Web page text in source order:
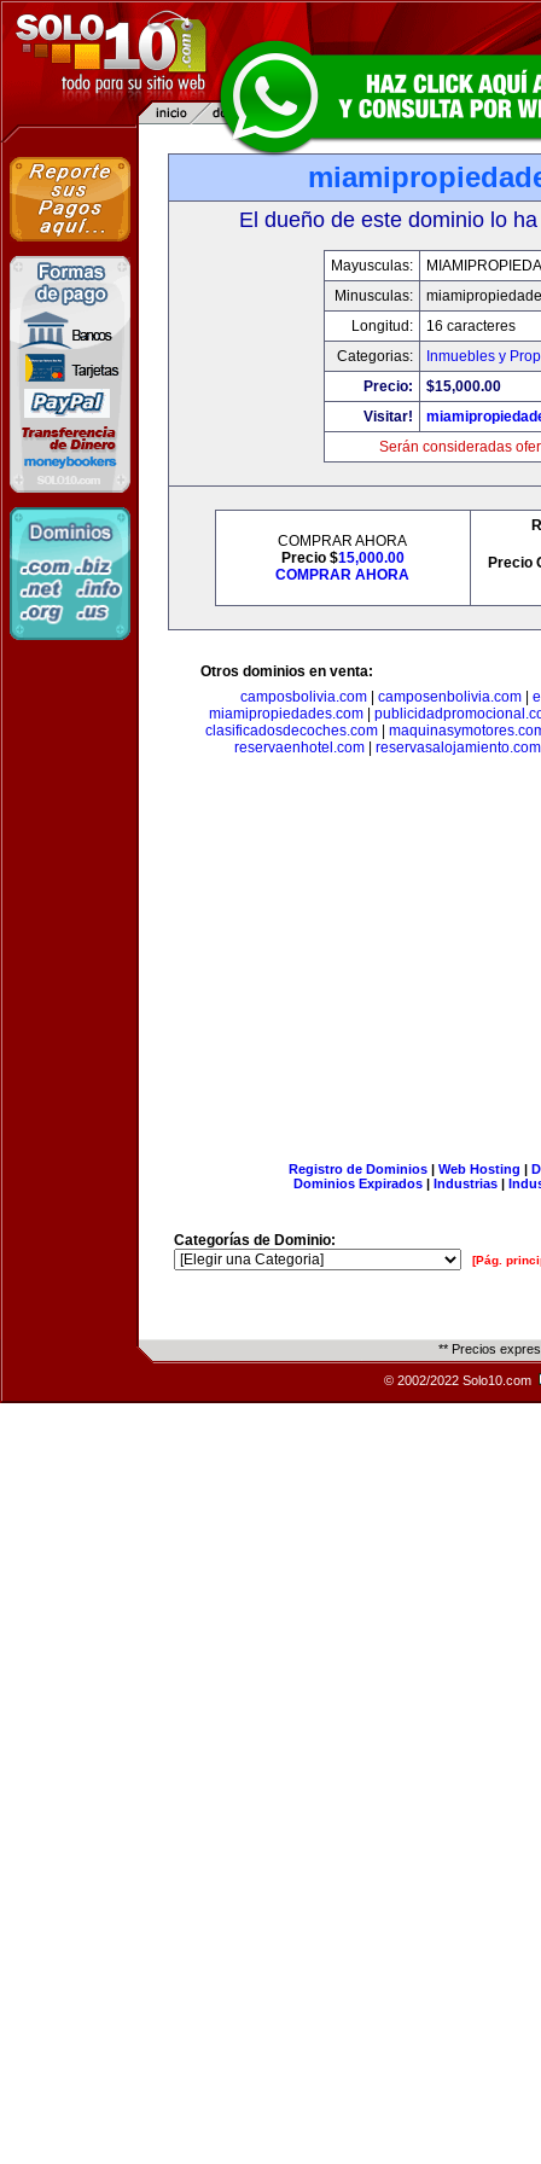
El dueño de este dominio lo
Mayusculas:
Minusculas:
Longitud:
16 caracteres
Categorias:
Inmuebles y
Precio:
$15,000.00
Visitar!
Serán consideradas
COMPRAR AHORA
Precio $15,000.00
COMPRAR AHORA
Precio
Otros dominios en venta:
camposbolivia.com| camposenbolivia.com|
miamipropiedades.com
clasificadosdecoches.com
reservaenhotel.com| reservasalojamiento.com
Registro de Dominios| Web Hosting |
Dominios Expirados | Industrias |
Categorías de Dominio:
[Pág.
** Precios
© 2002/2022 Solo10.com